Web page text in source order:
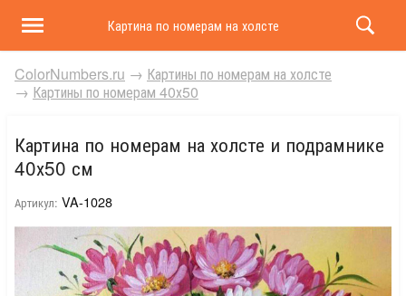
Картина по номерам на холсте и подрамнике 40х50
ColorNumbers.ru → Картины по номерам на холсте
→ Картины по номерам 40х50
Картина по номерам на холсте и подрамнике
40х50 см
Артикул: VA-1028